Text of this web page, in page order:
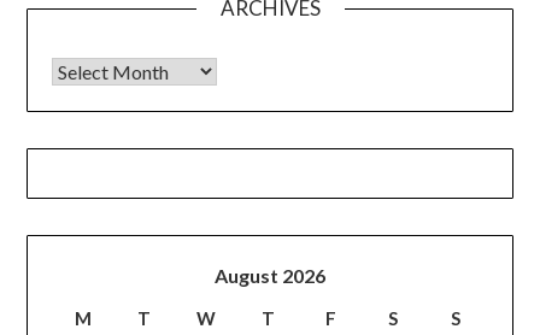
ARCHIVES
Archives
August 2026
M T W T F S
S